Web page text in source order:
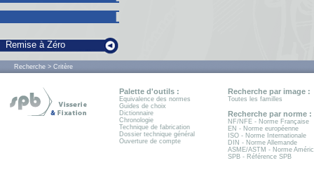
Remise à Zéro
Recherche > Critère
Palette d'outils :
Equivalence des normes
Guides de choix
Dictionnaire
Chronologie
Technique de fabrication
Dossier technique général
Ouverture de compte
Recherche par image :
Toutes les familles
Recherche par norme :
NF/NFE - Norme Française
EN - Norme européenne
ISO - Norme Internationale
DIN - Norme Allemande
ASME/ASTM - Norme
SPB - Référence SPB